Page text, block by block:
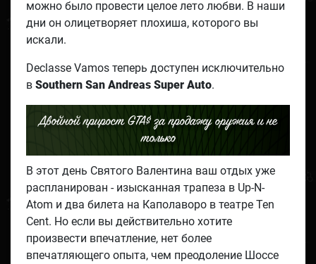
можно было провести целое лето любви. В наши
дни он олицетворяет плохиша, которого вы
искали.
Declasse Vamos теперь доступен исключительно
в Southern San Andreas Super Auto.
Двойной прирост GTA$ за продажу оружия и не
только
В этот день Святого Валентина ваш отдых уже
распланирован - изысканная трапеза в Up-N-
Atom и два билета на Каполаворо в театре Ten
Cent. Но если вы действительно хотите
произвести впечатление, нет более
впечатляющего опыта, чем преодоление Шоссе